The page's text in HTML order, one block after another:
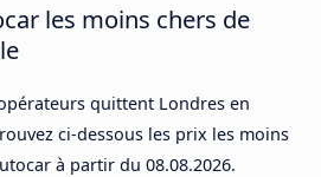
les moins chers de
quittent Londres en
ci-dessous les prix les moins
à partir du 08.08.2026.